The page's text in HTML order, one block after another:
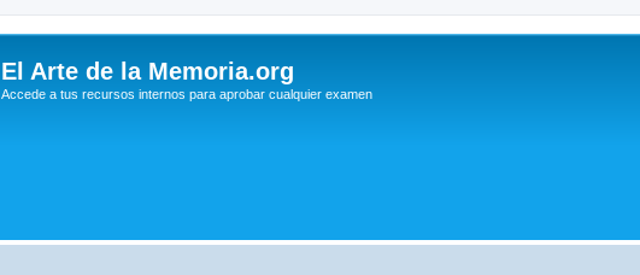
El Arte de la Memoria.org
Accede a tus recursos internos para aprobar cualquier examen